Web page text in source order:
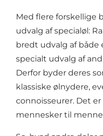
Med flere forskellige
udvalg af specialøl:
bredt udvalg af
specialt udvalg af
Derfor byder deres
klassiske ølnydere,
connoisseurer. Det
mennesker til